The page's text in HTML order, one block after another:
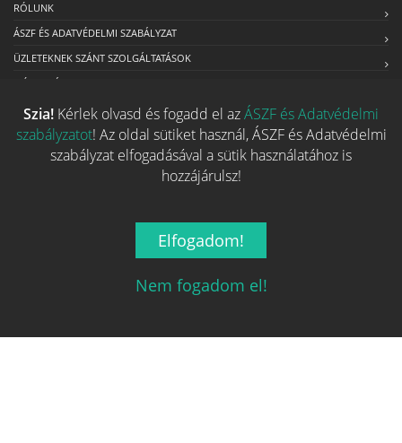
RÓLUNK
ÁSZF ÉS ADATVÉDELMI SZABÁLYZAT
ÜZLETEKNEK SZÁNT SZOLGÁLTATÁSOK
MÉDIAAJÁNLAT
Kapcsolat
info@tarsasjatekok.com
Szia! Kérlek olvasd és fogadd el azÁSZF és Adatvédelmi
szabályzatot! Az oldal sütiket használ, ÁSZF és Adatvédelmi
szabályzat elfogadásával a sütik használatához is
hozzájárulsz!
Elfogadom!
Nem fogadom el!